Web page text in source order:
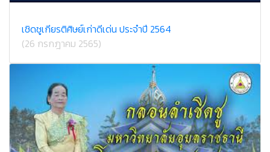
เชิดชูเกียรติศิษย์เก่าดีเด่น ประจำปี 2564
(26 กรกฎาคม 2565)